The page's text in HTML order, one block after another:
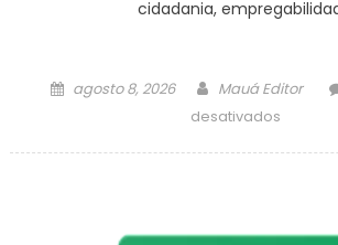
cidadania,
Posted
agosto 8, 2026 Author
Mauá Editor
desativados